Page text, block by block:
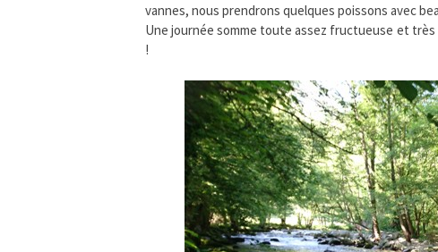
vannes, nous prendrons quelques poissons avec
Une journée somme toute assez fructueuse et très
!